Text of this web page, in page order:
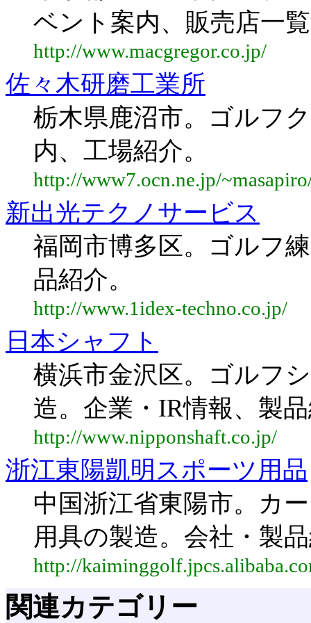
ベント案内、販売店一
http://www.macgregor.co.jp/
佐々木研磨工業所
栃木県鹿沼市。ゴルフ
内、工場紹介。
http://www7.ocn.ne.jp/
新出光テクノサービス
福岡市博多区。ゴルフ
品紹介。
http://www.1idex-techno.co.jp/
日本シャフト
横浜市金沢区。ゴルフ
造。企業・IR情報、製
http://www.nipponshaft.co.jp/
浙江東陽凱明スポーツ用品
中国浙江省東陽市。カ
用具の製造。会社・製
http://
関連カテゴリー